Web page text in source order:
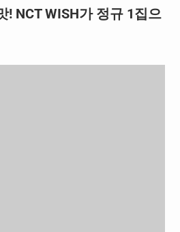
! NCT WISH가 정규 1집으